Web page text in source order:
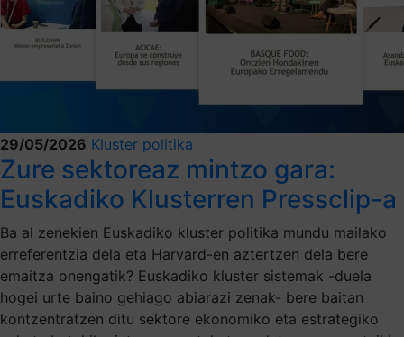
29/05/2026 Kluster politika
Zure sektoreaz mintzo gara:
Euskadiko Klusterren Pressclip-a
Ba al zenekien Euskadiko kluster politika mundu mailako
erreferentzia dela eta Harvard-en aztertzen dela bere
emaitza onengatik? Euskadiko kluster sistemak -duela
hogei urte baino gehiago abiarazi zenak- bere baitan
kontzentratzen ditu sektore ekonomiko eta estrategiko